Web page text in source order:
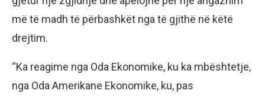
më të madh të përbashkët nga të gjithë në këtë
drejtim.
“Ka reagime nga Oda Ekonomike, ku ka mbështetje,
nga Oda Amerikane Ekonomike, ku, pas